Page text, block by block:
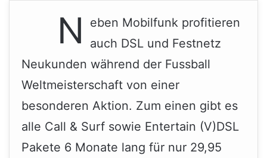
N
eben Mobilfunk profitieren
auch DSL und Festnetz
Neukunden während der Fussball
Weltmeisterschaft von einer
besonderen Aktion. Zum einen gibt es
alle Call & Surf sowie Entertain (V)DSL
Pakete 6 Monate lang für nur 29,95